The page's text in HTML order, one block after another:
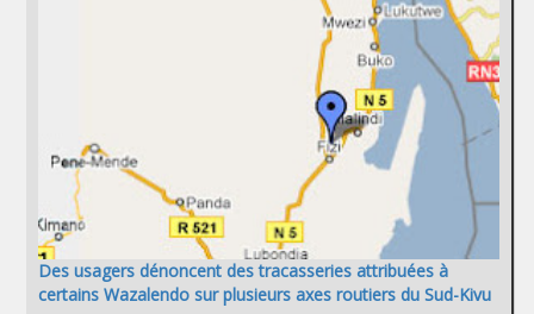
Des usagers dénoncent des tracasseries attribuées à
certains Wazalendo sur plusieurs axes routiers du Sud-Kivu